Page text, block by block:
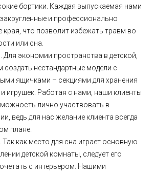
бортики. Каждая выпускаемая нами
и профессионально
края, что позволит избежать травм во
или сна.
Для экономии пространства в детской,
создать нестандартные модели с
ящичками – секциями для хранения
игрушек. Работая с нами, наши клиенты
лично участвовать в
ведь для нас желание клиента всегда
плане.
Так как место для сна играет основную
детской комнаты, следует его
с интерьером. Нашими